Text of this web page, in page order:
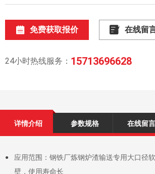
免费获取报价 在线留
24小时热线服务： 15713696628
详情介绍 参数规格 在线留言
●
应用范围：钢铁厂炼钢炉渣输送专用大口径
壁，使用寿命长